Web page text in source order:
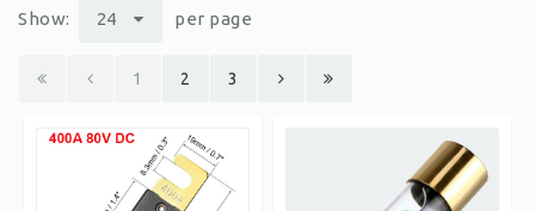
Show: 24 per page
1 2 3